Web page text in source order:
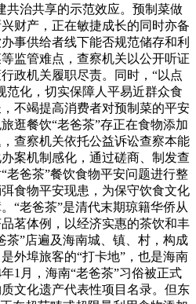
共治共享的示范效应。预制菜做
财产，正在敏捷成长的同时亦备
事供给者线下能否规范储存和利
监管难点，查察机关以公开听证
政机关履职尽责。同时，“以点
范化，切实保障人平易近群众食
不竭提高消费者对预制菜的平安
逛餐饮“老爸茶”存正在食物添加
查察机关依托公益诉讼查察本能
案机制感化，通过磋商、制发查
老爸茶”餐饮食物平安问题进行整
食物平安现患，为保守饮食文化
“老爸茶”是清代末期琼籍华侨从
茗体例，以经济实惠的茶饮和丰
茶”店遍及海南城、镇、村，构成
外埠旅客的“打卡地”，也是海南
1月，海南“老爸茶”习俗被正式
文化遗产代表性项目名录。但东